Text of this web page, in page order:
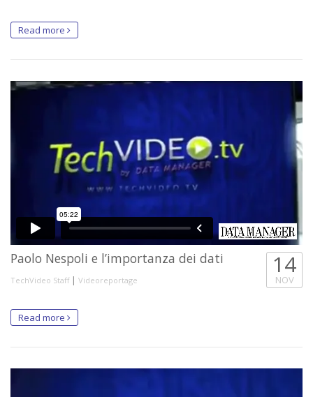
Read more
Paolo Nespoli e l’importanza dei dati
TechVideo Staff | Videoreportage
14
NOV
Read more